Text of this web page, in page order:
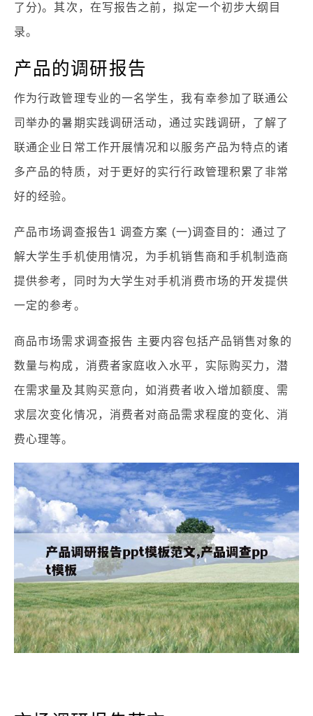
了分)。其次，在写报告之前，拟定一个初步大纲目
录。
产品的调研报告
作为行政管理专业的一名学生，我有幸参加了联通公
司举办的暑期实践调研活动，通过实践调研，了解了
联通企业日常工作开展情况和以服务产品为特点的诸
多产品的特质，对于更好的实行行政管理积累了非常
好的经验。
产品市场调查报告1 调查方案 (一)调查目的：通过了
解大学生手机使用情况，为手机销售商和手机制造商
提供参考，同时为大学生对手机消费市场的开发提供
一定的参考。
商品市场需求调查报告 主要内容包括产品销售对象的
数量与构成，消费者家庭收入水平，实际购买力，潜
在需求量及其购买意向，如消费者收入增加额度、需
求层次变化情况，消费者对商品需求程度的变化、消
费心理等。